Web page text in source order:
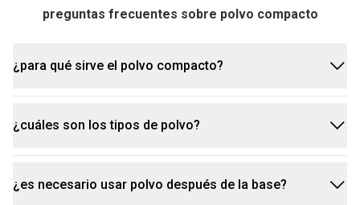
preguntas frecuentes sobre polvo compacto
¿para qué sirve el polvo compacto?
el polvo compacto ayuda a controlar el brillo,
aumentar la durabilidad del maquillaje y disimular
uniforme.
¿cuáles son los tipos de polvo?
existen diferentes tipos de polvo para cubrir
¿es necesario usar polvo después de la base?